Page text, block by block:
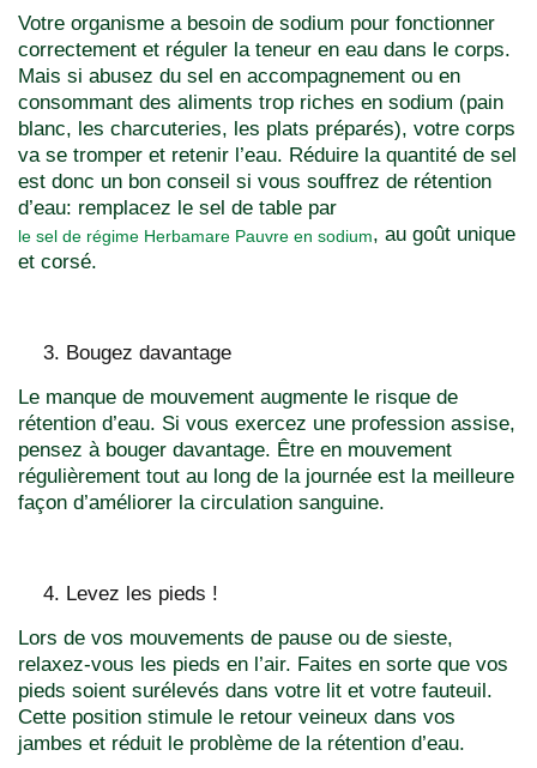
Votre organisme a besoin de sodium pour fonctionner
correctement et réguler la teneur en eau dans le corps.
Mais si abusez du sel en accompagnement ou en
consommant des aliments trop riches en sodium (pain
blanc, les charcuteries, les plats préparés), votre corps
va se tromper et retenir l’eau. Réduire la quantité de sel
est donc un bon conseil si vous souffrez de rétention
d’eau: remplacez le sel de table par
le sel de régime Herbamare Pauvre en sodium, au goût unique
et corsé.
Bougez davantage
Le manque de mouvement augmente le risque de
rétention d’eau. Si vous exercez une profession assise,
pensez à bouger davantage. Être en mouvement
régulièrement tout au long de la journée est la meilleure
façon d’améliorer la circulation sanguine.
Levez les pieds !
Lors de vos mouvements de pause ou de sieste,
relaxez-vous les pieds en l’air. Faites en sorte que vos
pieds soient surélevés dans votre lit et votre fauteuil.
Cette position stimule le retour veineux dans vos
jambes et réduit le problème de la rétention d’eau.